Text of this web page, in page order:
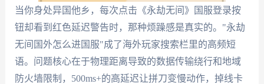
当你身处异国他乡，每次点击《永劫无间》国服登录按
钮却看到红色延迟警告时，那种烦躁感是真实的。"永劫
无间国外怎么进国服"成了海外玩家搜索栏里的高频短
语。问题核心在于物理距离导致的数据传输绕行和地域
防火墙限制，500ms+的高延迟让拼刀变慢动作，掉线卡